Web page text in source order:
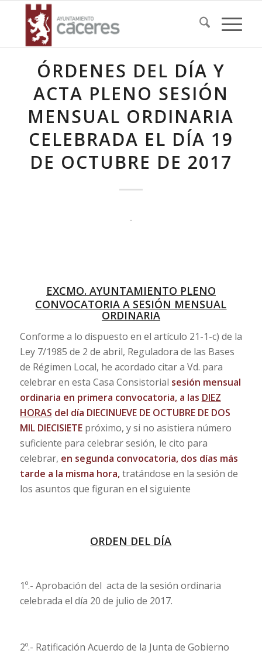
ÓRDENES DEL DÍA Y
ACTA PLENO SESIÓN
MENSUAL ORDINARIA
CELEBRADA EL DÍA 19
DE OCTUBRE DE 2017
EXCMO. AYUNTAMIENTO PLENO
CONVOCATORIA A SESIÓN MENSUAL
ORDINARIA
Conforme a lo dispuesto en el artículo 21-1-c) de la
Ley 7/1985 de 2 de abril, Reguladora de las Bases
de Régimen Local, he acordado citar a Vd. para
celebrar en esta Casa Consistorial sesión mensual
ordinaria en primera convocatoria, a las DIEZ
HORAS del día DIECINUEVE DE OCTUBRE DE DOS
MIL DIECISIETE próximo, y si no asistiera número
suficiente para celebrar sesión, le cito para
celebrar, en segunda convocatoria, dos días más
tarde a la misma hora,tratándose en la sesión de
los asuntos que figuran en el siguiente
ORDEN DEL DÍA
1º.- Aprobación del acta de la sesión ordinaria
celebrada el día 20 de julio de 2017.
2º.- Ratificación Acuerdo de la Junta de Gobierno